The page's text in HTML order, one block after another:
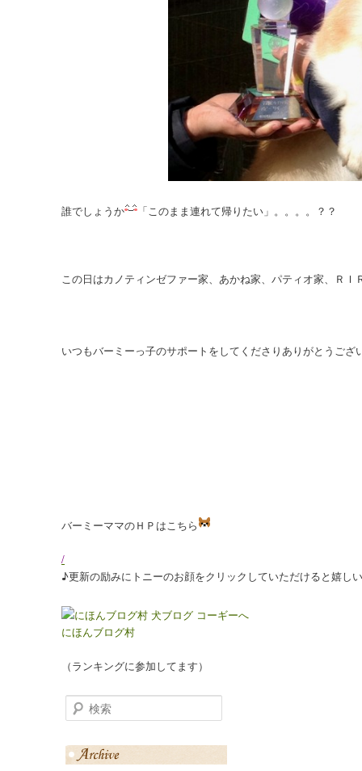
誰でしょうか 「このまま連れて帰りたい」。。。。？？
この日はカノティンゼファー家、あかね家、パティオ家、Ｒ
いつもバーミーっ子のサポートをしてくださりありがとうござ
バーミーママのＨＰはこちら
/
♪更新の励みにトニーのお顔をクリックしていただけると嬉し
にほんブログ村
（ランキングに参加してます）
検索